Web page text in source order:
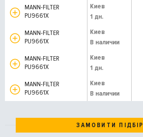
MANN-FILTER
PU9661X
Киев
1 дн.
MANN-FILTER
PU9661X
Киев
В наличии
MANN-FILTER
PU9661X
Киев
1 дн.
MANN-FILTER
PU9661X
Киев
В наличии
ЗАМОВИТИ ПІДБІР